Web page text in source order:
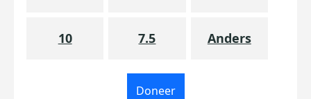
10 7.5 Anders
Doneer